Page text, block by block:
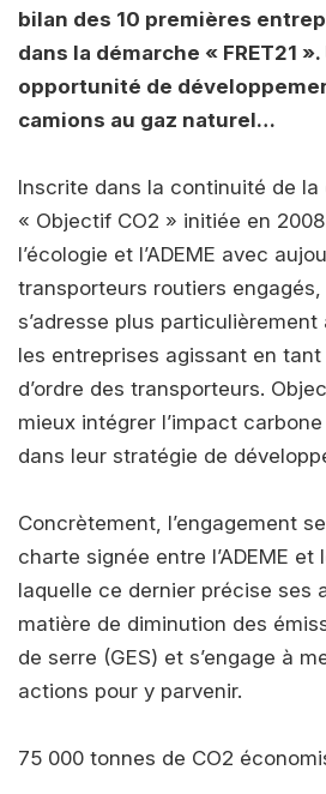
bilan des 10 premières
dans la démarche « FRET21
opportunité de
camions au gaz naturel…
Inscrite dans la continuité de la
« Objectif CO2 » initiée en
l’écologie et l’ADEME avec
transporteurs routiers engagés,
s’adresse plus
les entreprises agissant en
d’ordre des transporteurs.
mieux intégrer l’impact
dans leur stratégie de
Concrètement, l’engagement
charte signée entre l’ADEME
laquelle ce dernier précise ses
matière de diminution des
de serre (GES) et s’engage à
actions pour y parvenir.
75 000 tonnes de CO2